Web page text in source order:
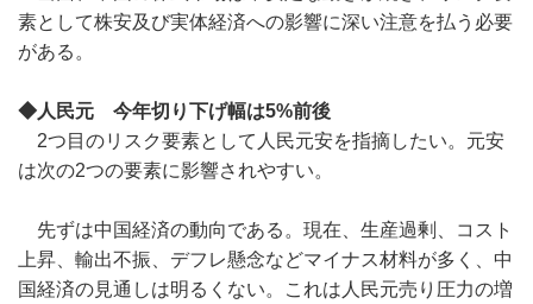
素として株安及び実体経済への影響に深い注意を払う必要
がある。
◆人民元 今年切り下げ幅は5%前後
2つ目のリスク要素として人民元安を指摘したい。元安
は次の2つの要素に影響されやすい。
先ずは中国経済の動向である。現在、生産過剰、コスト
上昇、輸出不振、デフレ懸念などマイナス材料が多く、中
国経済の見通しは明るくない。これは人民元売り圧力の増